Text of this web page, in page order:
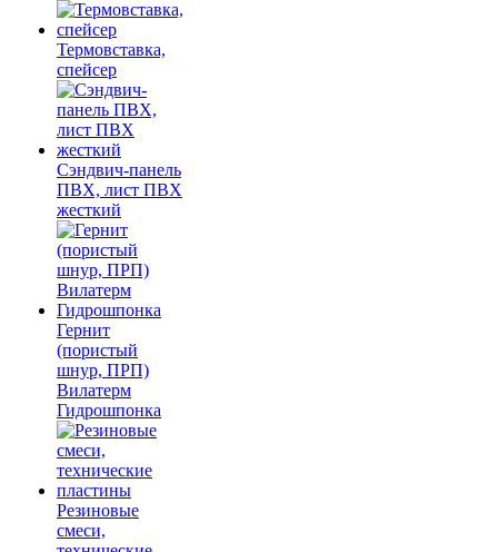
Термовставка,
спейсер
Сэндвич-панель
ПВХ, лист ПВХ
жесткий
Гернит
(пористый
шнур, ПРП)
Вилатерм
Гидрошпонка
Резиновые
смеси,